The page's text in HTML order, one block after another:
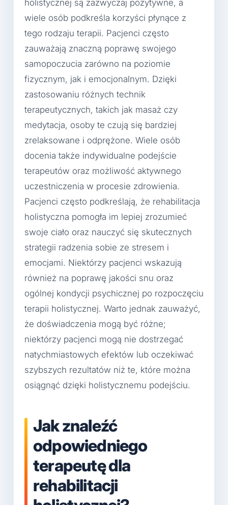
holistycznej są zazwyczaj pozytywne, a
wiele osób podkreśla korzyści płynące z
tego rodzaju terapii. Pacjenci często
zauważają znaczną poprawę swojego
samopoczucia zarówno na poziomie
fizycznym, jak i emocjonalnym. Dzięki
zastosowaniu różnych technik
terapeutycznych, takich jak masaż czy
medytacja, osoby te czują się bardziej
zrelaksowane i odprężone. Wiele osób
docenia także indywidualne podejście
terapeutów oraz możliwość aktywnego
uczestniczenia w procesie zdrowienia.
Pacjenci często podkreślają, że rehabilitacja
holistyczna pomogła im lepiej zrozumieć
swoje ciało oraz nauczyć się skutecznych
strategii radzenia sobie ze stresem i
emocjami. Niektórzy pacjenci wskazują
również na poprawę jakości snu oraz
ogólnej kondycji psychicznej po rozpoczęciu
terapii holistycznej. Warto jednak zauważyć,
że doświadczenia mogą być różne;
niektórzy pacjenci mogą nie dostrzegać
natychmiastowych efektów lub oczekiwać
szybszych rezultatów niż te, które można
osiągnąć dzięki holistycznemu podejściu.
Jak znaleźć
odpowiedniego
terapeutę dla
rehabilitacji